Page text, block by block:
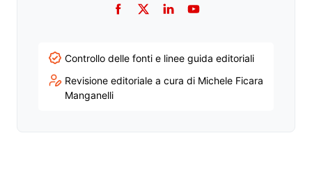
Facebook
TwitterLinkedInYouTube
Controllo delle fonti e linee guida editoriali
Revisione editoriale a cura di Michele Ficara
Manganelli